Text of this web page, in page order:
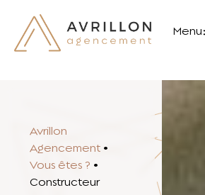
Menu
Avrillon
Agencement •
Vous êtes ? •
Constructeur